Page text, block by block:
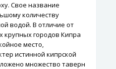
Свое название
количеству
водой. В отличие от
крупных городов Кипра
место,
истинной кипрской
множество таверн